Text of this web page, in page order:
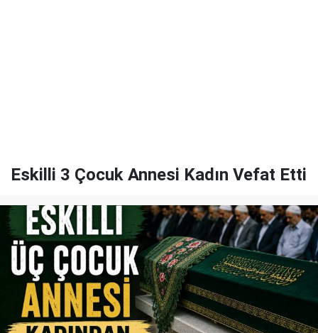
Eskilli 3 Çocuk Annesi Kadın Vefat Etti